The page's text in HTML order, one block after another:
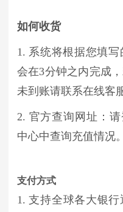
如何收货
1. 系统将根据您填
会在3分钟之内完成
未到账请联系在线客
2. 官方查询网址：
中心中查询充值情况。
支付方式
1. 支持全球各大银行